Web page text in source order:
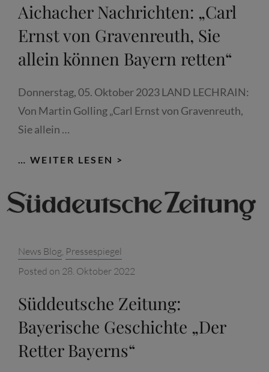
Aichacher Nachrichten: „Carl
Ernst von Gravenreuth, Sie
allein können Bayern retten“
Donnerstag, 05. Oktober 2023 LAND LECHRAIN:
Von Martin Golling „Carl Ernst von Gravenreuth,
Sie allein …
… WEITER LESEN >
ERNST
ALLEIN
BAYERN
RETTEN“
Categories:
News Blog, Pressespiegel
Posted on 28. Oktober 2022
Süddeutsche Zeitung:
Bayerische Geschichte „Der
Retter Bayerns“